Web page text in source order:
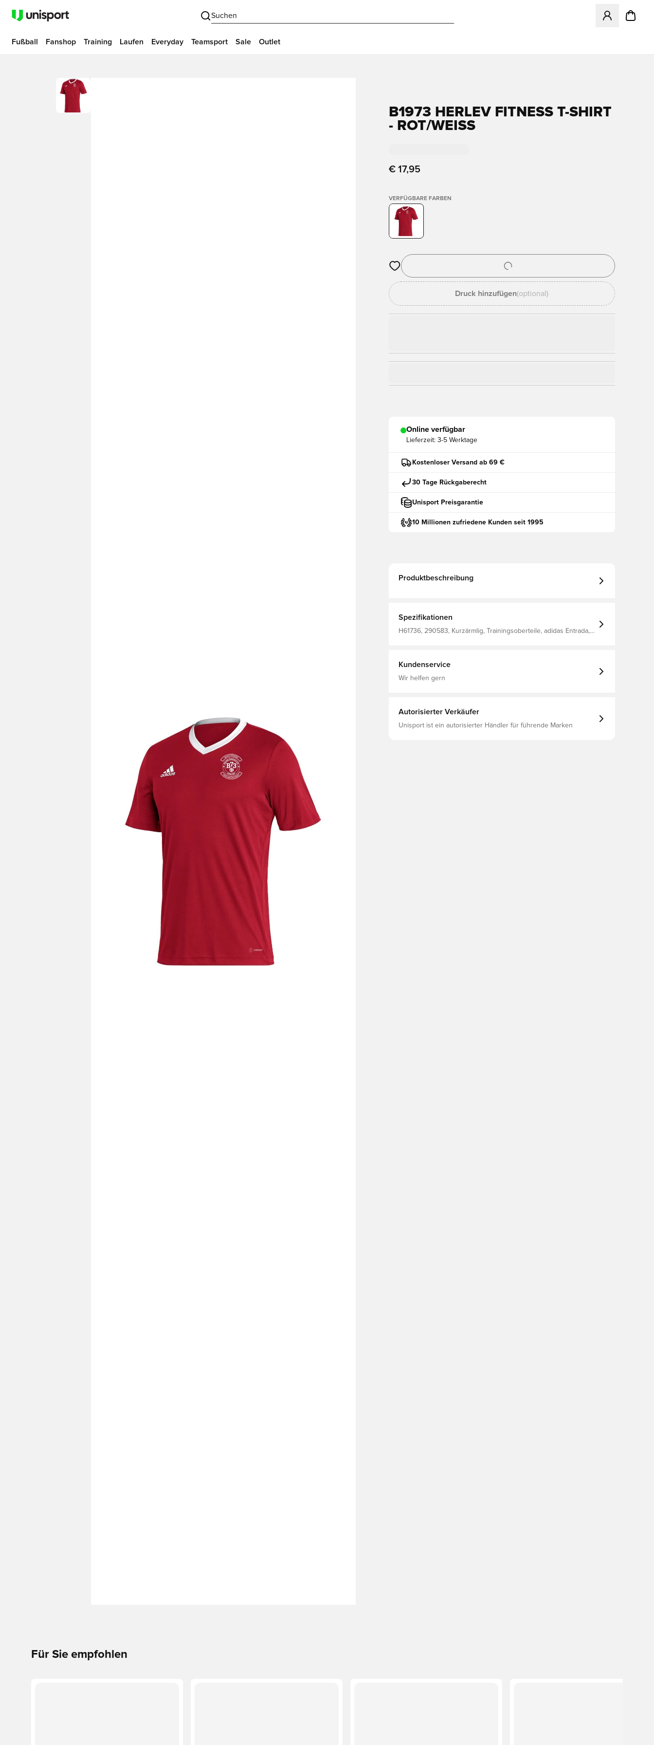
Suchen
Öffnet ein
Fußball Fanshop Training Laufen Everyday Teamsport Sale Outlet
B1973 HERLEV FITNESS T-SHIRT
- ROT/WEISS
€ 17,95
VERFÜGBARE FARBEN
Öffnet ein Fenster zum Anmelden oder Registrieren als Mitglied
Druck hinzufügen(optional)
Online verfügbar
Lieferzeit: 3-5 Werktage
Kostenloser Versand ab 69 €
30 Tage Rückgaberecht
Unisport Preisgarantie
10 Millionen zufriedene Kunden seit 1995
Produktbeschreibung
Spezifikationen
H61736, 290583, Kurzärmlig, Trainingsoberteile, adidas Entrada,
Kundenservice
Wir helfen gern
Autorisierter Verkäufer
Unisport ist ein autorisierter Händler für führende Marken
Für Sie empfohlen